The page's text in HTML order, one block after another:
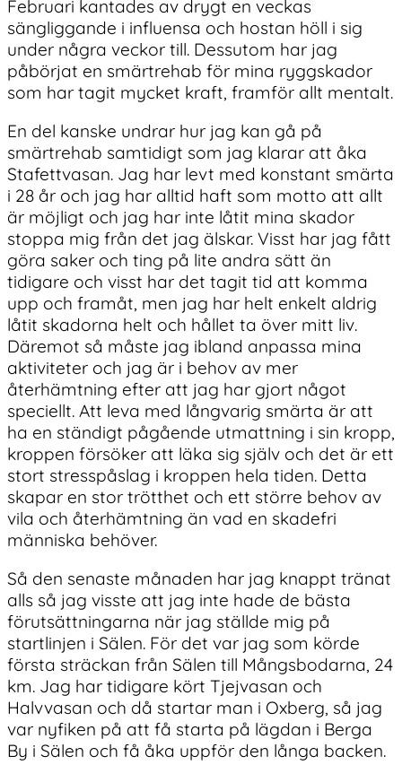
Februari kantades av drygt en veckas
sängliggande i influensa och hostan höll i sig
under några veckor till. Dessutom har jag
påbörjat en smärtrehab för mina ryggskador
som har tagit mycket kraft, framför allt mentalt.
En del kanske undrar hur jag kan gå på
smärtrehab samtidigt som jag klarar att åka
Stafettvasan. Jag har levt med konstant smärta
i 28 år och jag har alltid haft som motto att allt
är möjligt och jag har inte låtit mina skador
stoppa mig från det jag älskar. Visst har jag fått
göra saker och ting på lite andra sätt än
tidigare och visst har det tagit tid att komma
upp och framåt, men jag har helt enkelt aldrig
låtit skadorna helt och hållet ta över mitt liv.
Däremot så måste jag ibland anpassa mina
aktiviteter och jag är i behov av mer
återhämtning efter att jag har gjort något
speciellt. Att leva med långvarig smärta är att
ha en ständigt pågående utmattning i sin kropp,
kroppen försöker att läka sig själv och det är ett
stort stresspåslag i kroppen hela tiden. Detta
skapar en stor trötthet och ett större behov av
vila och återhämtning än vad en skadefri
människa behöver.
Så den senaste månaden har jag knappt tränat
alls så jag visste att jag inte hade de bästa
förutsättningarna när jag ställde mig på
startlinjen i Sälen. För det var jag som körde
första sträckan från Sälen till Mångsbodarna, 24
km. Jag har tidigare kört Tjejvasan och
Halvvasan och då startar man i Oxberg, så jag
var nyfiken på att få starta på lägdan i Berga
By i Sälen och få åka uppför den långa backen.